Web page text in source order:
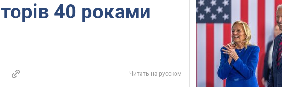
40 роками
Читать на русском